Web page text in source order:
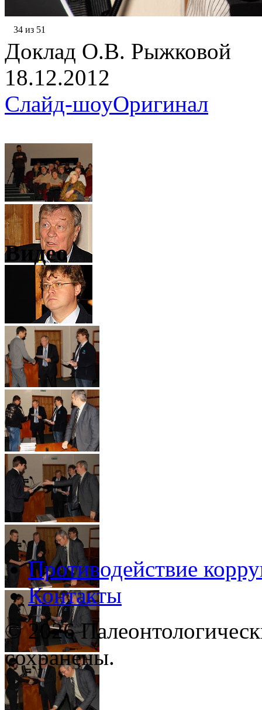
34 из 51
Доклад О.В. Рыжковой
18.12.2012
Слайд-шоуОригинал
Видео
Противодействие
Контакты
© 2026
сохранены.